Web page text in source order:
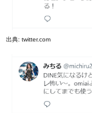
出典: twitter.com